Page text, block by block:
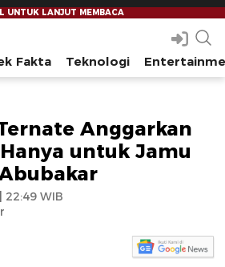
Indonesia Timur
Fakta Teknologi
Anggarkan
untuk Jamu
22:49 WIB
--